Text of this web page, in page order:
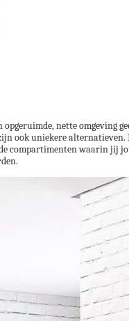
nette omgeving
ook uniekere alternatieven.
compartimenten waarin jij